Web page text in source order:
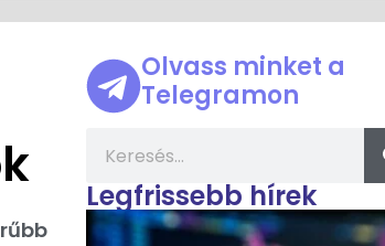
Olvass minket a
Telegramon
Legfrissebb hírek